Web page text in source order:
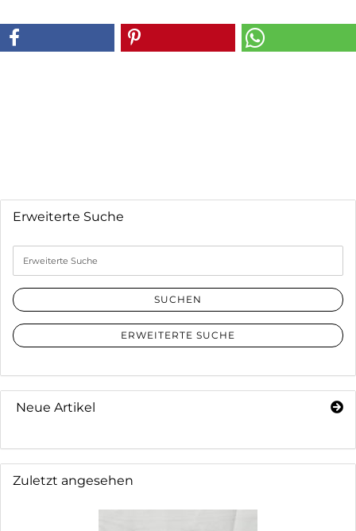
Erweiterte Suche
Suche
SUCHEN
ERWEITERTE SUCHE
Neue Artikel
Zuletzt angesehen